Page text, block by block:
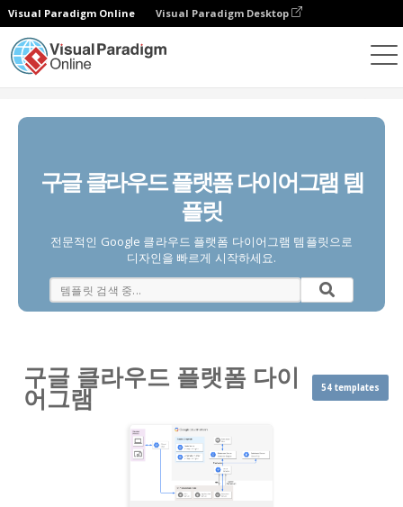
Visual Paradigm Online Visual Paradigm Desktop
구글 클라우드 플랫폼 다이어그램 템
플릿
전문적인 Google 클라우드 플랫폼 다이어그램 템플릿으로
디자인을 빠르게 시작하세요.
구글 클라우드 플랫폼 다이
어그램 54 templates